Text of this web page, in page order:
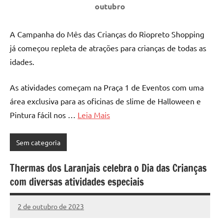
outubro
A Campanha do Mês das Crianças do Riopreto Shopping
já começou repleta de atrações para crianças de todas as
idades.
As atividades começam na Praça 1 de Eventos com uma
área exclusiva para as oficinas de slime de Halloween e
Pintura fácil nos … Leia Mais
Sem categoria
Thermas dos Laranjais celebra o Dia das Crianças
com diversas atividades especiais
2 de outubro de 2023
Marcelo
Nenhum